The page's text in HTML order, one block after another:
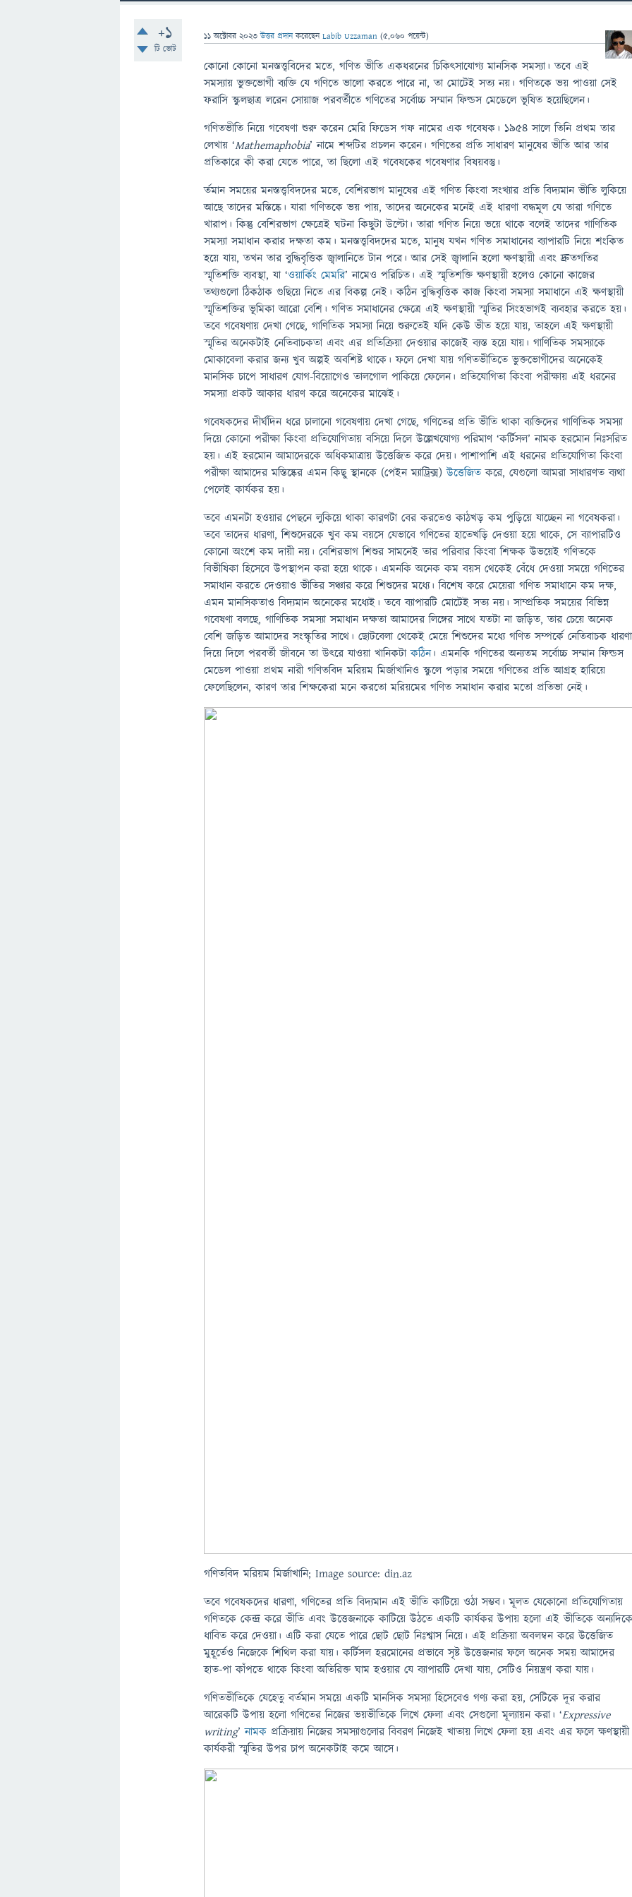
+1
টি ভোট
11 অক্টোবর 2023 উত্তর প্রদান করেছেনLabib Uzzaman (5,060 পয়েন্ট)
কোনো কোনো মনস্তত্ত্ববিদের মতে, গণিত ভীতি একধরনের চিকিৎসাযোগ্য মানসিক সমস্যা। তবে এই
সমস্যায় ভুক্তভোগী ব্যক্তি যে গণিতে ভালো করতে পারে না, তা মোটেই সত্য নয়। গণিতকে ভয় পাওয়া সেই
ফরাসি স্কুলছাত্র লরেন সোয়াজ পরবর্তীতে গণিতের সর্বোচ্চ সম্মান ফিল্ডস মেডেলে ভূষিত হয়েছিলেন।
গণিতভীতি নিয়ে গবেষণা শুরু করেন মেরি ফিডেস গফ নামের এক গবেষক। ১৯৫৪ সালে তিনি প্রথম তার
লেখায় ‘Mathemaphobia’ নামে শব্দটির প্রচলন করেন। গণিতের প্রতি সাধারণ মানুষের ভীতি আর তার
প্রতিকারে কী করা যেতে পারে, তা ছিলো এই গবেষকের গবেষণার বিষয়বস্তু।
র্তমান সময়ের মনস্তত্ত্ববিদদের মতে, বেশিরভাগ মানুষের এই গণিত কিংবা সংখ্যার প্রতি বিদ্যমান ভীতি লুকিয়ে
আছে তাদের মস্তিষ্কে। যারা গণিতকে ভয় পায়, তাদের অনেকের মনেই এই ধারণা বদ্ধমূল যে তারা গণিতে
খারাপ। কিন্তু বেশিরভাগ ক্ষেত্রেই ঘটনা কিছুটা উল্টো। তারা গণিত নিয়ে ভয়ে থাকে বলেই তাদের গাণিতিক
সমস্যা সমাধান করার দক্ষতা কম। মনস্তত্ত্ববিদদের মতে, মানুষ যখন গণিত সমাধানের ব্যাপারটি নিয়ে শংকিত
হয়ে যায়, তখন তার বুদ্ধিবৃত্তিক জ্বালানিতে টান পরে। আর সেই জ্বালানি হলো ক্ষণস্থায়ী এবং দ্রুতগতির
স্মৃতিশক্তি ব্যবস্থা, যা ‘ওয়ার্কিং মেমরি’ নামেও পরিচিত। এই স্মৃতিশক্তি ক্ষণস্থায়ী হলেও কোনো কাজের
তথ্যগুলো ঠিকঠাক গুছিয়ে নিতে এর বিকল্প নেই। কঠিন বুদ্ধিবৃত্তিক কাজ কিংবা সমস্যা সমাধানে এই ক্ষণস্থায়ী
স্মৃতিশক্তির ভূমিকা আরো বেশি। গণিত সমাধানের ক্ষেত্রে এই ক্ষণস্থায়ী স্মৃতির সিংহভাগই ব্যবহার করতে হয়।
তবে গবেষণায় দেখা গেছে, গাণিতিক সমস্যা নিয়ে শুরুতেই যদি কেউ ভীত হয়ে যায়, তাহলে এই ক্ষণস্থায়ী
স্মৃতির অনেকটাই নেতিবাচকতা এবং এর প্রতিক্রিয়া দেওয়ার কাজেই ব্যস্ত হয়ে যায়। গাণিতিক সমস্যাকে
মোকাবেলা করার জন্য খুব অল্পই অবশিষ্ট থাকে। ফলে দেখা যায় গণিতভীতিতে ভুক্তভোগীদের অনেকেই
মানসিক চাপে সাধারণ যোগ-বিয়োগেও তালগোল পাকিয়ে ফেলেন। প্রতিযোগিতা কিংবা পরীক্ষায় এই ধরনের
সমস্যা প্রকট আকার ধারণ করে অনেকের মাঝেই।
গবেষকদের দীর্ঘদিন ধরে চালানো গবেষণায় দেখা গেছে, গণিতের প্রতি ভীতি থাকা ব্যক্তিদের গাণিতিক সমস্যা
দিয়ে কোনো পরীক্ষা কিংবা প্রতিযোগিতায় বসিয়ে দিলে উল্লেখযোগ্য পরিমাণ ‘কর্টিসল’ নামক হরমোন নিঃসরিত
হয়। এই হরমোন আমাদেরকে অধিকমাত্রায় উত্তেজিত করে দেয়। পাশাপাশি এই ধরনের প্রতিযোগিতা কিংবা
পরীক্ষা আমাদের মস্তিষ্কের এমন কিছু স্থানকে (পেইন ম্যাট্রিক্স)উত্তেজিতকরে, যেগুলো আমরা সাধারণত ব্যথা
পেলেই কার্যকর হয়।
তবে এমনটা হওয়ার পেছনে লুকিয়ে থাকা কারণটা বের করতেও কাঠখড় কম পুড়িয়ে যাচ্ছেন না গবেষকরা।
তবে তাদের ধারণা, শিশুদেরকে খুব কম বয়সে যেভাবে গণিতের হাতেখড়ি দেওয়া হয়ে থাকে, সে ব্যাপারটিও
কোনো অংশে কম দায়ী নয়। বেশিরভাগ শিশুর সামনেই তার পরিবার কিংবা শিক্ষক উভয়েই গণিতকে
বিভীষিকা হিসেবে উপস্থাপন করা হয়ে থাকে। এমনকি অনেক কম বয়স থেকেই বেঁধে দেওয়া সময়ে গণিতের
সমাধান করতে দেওয়াও ভীতির সঞ্চার করে শিশুদের মধ্যে। বিশেষ করে মেয়েরা গণিত সমাধানে কম দক্ষ,
এমন মানসিকতাও বিদ্যমান অনেকের মধ্যেই। তবে ব্যাপারটি মোটেই সত্য নয়। সাম্প্রতিক সময়ের বিভিন্ন
গবেষণা বলছে, গাণিতিক সমস্যা সমাধান দক্ষতা আমাদের লিঙ্গের সাথে যতটা না জড়িত, তার চেয়ে অনেক
বেশি জড়িত আমাদের সংস্কৃতির সাথে। ছোটবেলা থেকেই মেয়ে শিশুদের মধ্যে গণিত সম্পর্কে নেতিবাচক ধারণা
দিয়ে দিলে পরবর্তী জীবনে তা উৎরে যাওয়া খানিকটাকঠিন। এমনকি গণিতের অন্যতম সর্বোচ্চ সম্মান ফিল্ডস
মেডেল পাওয়া প্রথম নারী গণিতবিদ মরিয়ম মির্জাখানিও স্কুলে পড়ার সময়ে গণিতের প্রতি আগ্রহ হারিয়ে
ফেলেছিলেন, কারণ তার শিক্ষকেরা মনে করতো মরিয়মের গণিত সমাধান করার মতো প্রতিভা নেই।
গণিতবিদ মরিয়ম মির্জাখানি; Image source: din.az
তবে গবেষকদের ধারণা, গণিতের প্রতি বিদ্যমান এই ভীতি কাটিয়ে ওঠা সম্ভব। মূলত যেকোনো প্রতিযোগিতায়
গণিতকে কেন্দ্র করে ভীতি এবং উত্তেজনাকে কাটিয়ে উঠতে একটি কার্যকর উপায় হলো এই ভীতিকে
ধাবিত করে দেওয়া। এটি করা যেতে পারে ছোট ছোট নিঃশ্বাস নিয়ে। এই প্রক্রিয়া অবলম্বন করে উত্তেজিত
মুহূর্তেও নিজেকে শিথিল করা যায়। কর্টিসল হরমোনের প্রভাবে সৃষ্ট উত্তেজনার ফলে অনেক সময় আমাদের
হাত-পা কাঁপতে থাকে কিংবা অতিরিক্ত ঘাম হওয়ার যে ব্যাপারটি দেখা যায়, সেটিও নিয়ন্ত্রণ করা যায়।
গণিতভীতিকে যেহেতু বর্তমান সময়ে একটি মানসিক সমস্যা হিসেবেও গণ্য করা হয়, সেটিকে দূর করার
আরেকটি উপায় হলো গণিতের নিজের ভয়ভীতিকে লিখে ফেলা এবং সেগুলো মূল্যায়ন করা। ‘Expressive
writing’নামক প্রক্রিয়ায় নিজের সমস্যাগুলোর বিবরণ নিজেই খাতায় লিখে ফেলা হয় এবং এর ফলে ক্ষণস্থায়ী
কার্যকরী স্মৃতির উপর চাপ অনেকটাই কমে আসে।